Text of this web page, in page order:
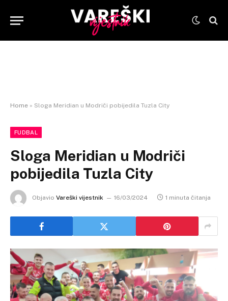
Home » Sloga Meridian u Modriči pobijedila Tuzla City
FUDBAL
Sloga Meridian u Modriči
pobijedila Tuzla City
Objavio Vareški vijestnik 16/03/2024 1 minuta čitanja